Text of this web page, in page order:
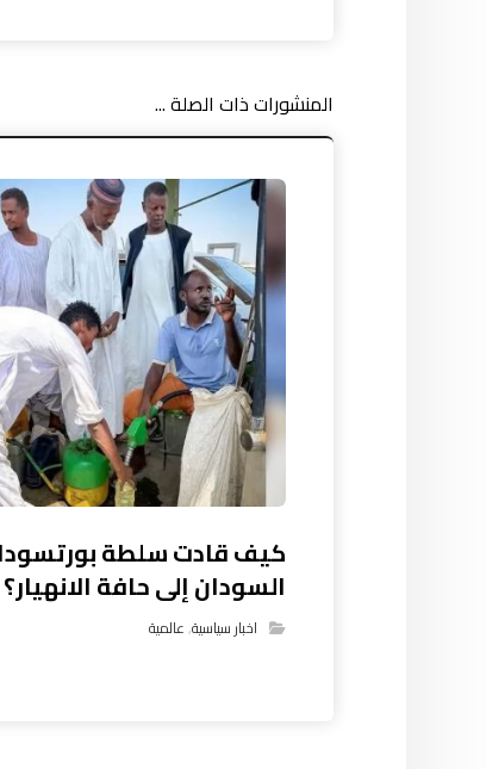
المنشورات ذات الصلة ...
كيف قادت سلطة
السودان إلى حافة الانهيار؟
اخبار سياسية,عالمية